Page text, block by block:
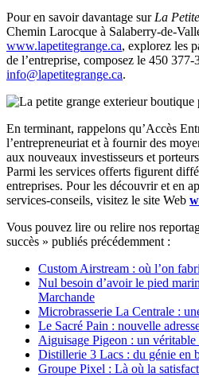
Pour en savoir davantage sur La
Chemin Larocque à Salaberry-de-
www.lapetitegrange.ca, explorez les
de l’entreprise, composez le 450
info@lapetitegrange.ca.
En terminant, rappelons qu’Accès
l’entrepreneuriat et à fournir des
aux nouveaux investisseurs et
Parmi les services offerts figurent
entreprises. Pour les découvrir et en
services-conseils, visitez le site Web
Vous pouvez lire ou relire nos
succès » publiés précédemment :
Custom Airstream : où l’on
Nul besoin d’avoir le pied
Marchande
Microbrasserie La Centrale :
Le Sacré Pain : nouvelle
Aiguisage Pigeon : un
Distillerie 3 Lacs : du génie en
Groupe Pixel : Là où la